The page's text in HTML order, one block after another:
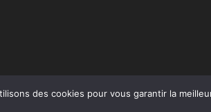
© Mairie de Dingé, Bretagne
des cookies pour vous garantir la